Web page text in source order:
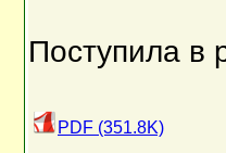
Поступила в
PDF (351.8K)